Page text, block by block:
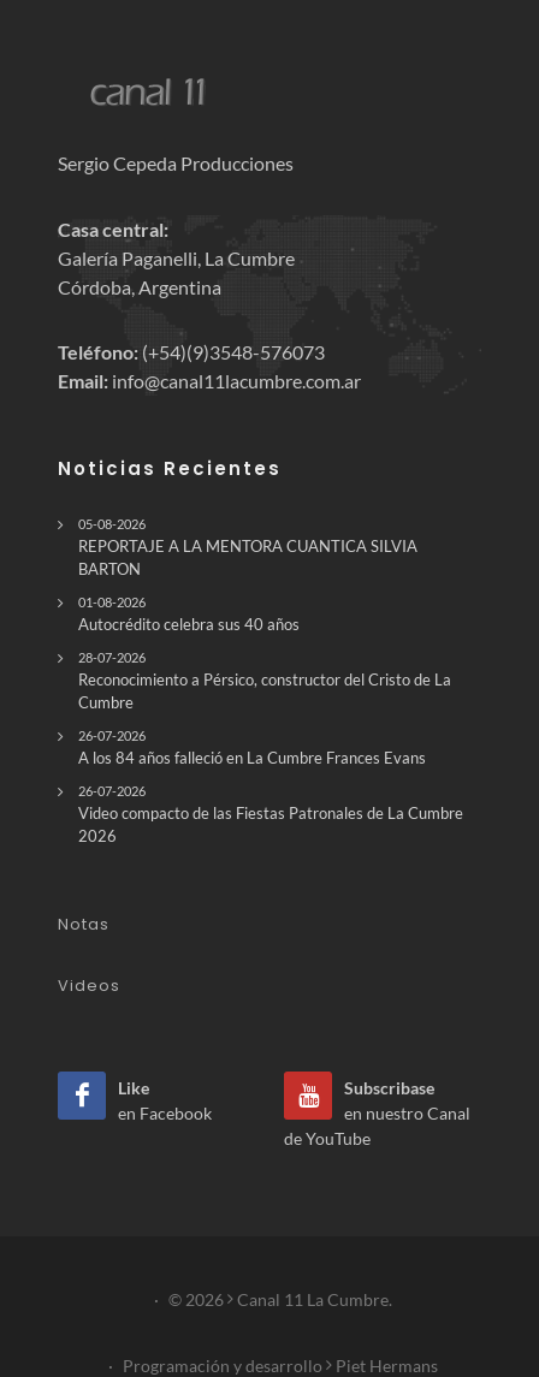
Sergio Cepeda Producciones
Casa central:
Galería Paganelli, La Cumbre
Córdoba, Argentina
Teléfono: (+54)(9)3548-576073
Email: info@canal11lacumbre.com.ar
Noticias Recientes
05-08-2026
REPORTAJE A LA MENTORA CUANTICA SILVIA
BARTON
01-08-2026
Autocrédito celebra sus 40 años
28-07-2026
Reconocimiento a Pérsico, constructor del Cristo de La
Cumbre
26-07-2026
A los 84 años falleció en La Cumbre Frances Evans
26-07-2026
Video compacto de las Fiestas Patronales de La Cumbre
2026
Notas
Videos
Like
en Facebook
Subscribase
en nuestro Canal
de YouTube
· © 2026 Canal 11 La Cumbre.
· Programación y desarrollo Piet Hermans